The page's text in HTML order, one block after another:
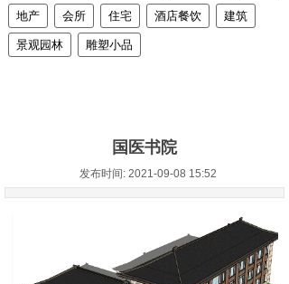
地产 会所 住宅 酒店餐饮 建筑
景观园林 雕塑小品
国医书院
发布时间: 2021-09-08 15:52